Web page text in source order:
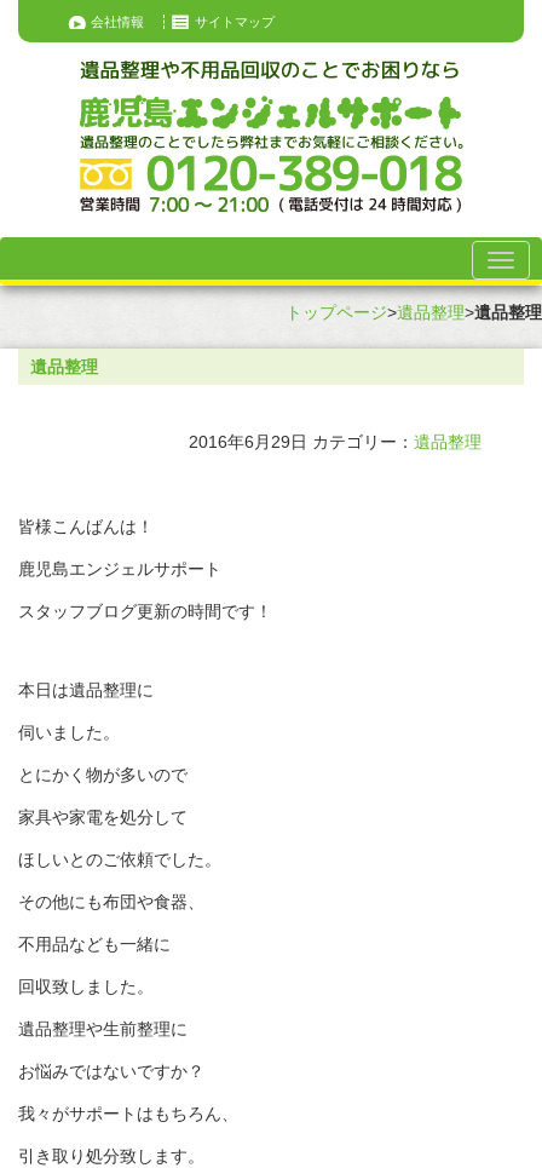
会社情報 サイトマップ
トップページ>遺品整理>遺品整理
遺品整理
2016年6月29日 カテゴリー： 遺品整理
皆様こんばんは！
鹿児島エンジェルサポート
スタッフブログ更新の時間です！
本日は遺品整理に
伺いました。
とにかく物が多いので
家具や家電を処分して
ほしいとのご依頼でした。
その他にも布団や食器、
不用品なども一緒に
回収致しました。
遺品整理や生前整理に
お悩みではないですか？
我々がサポートはもちろん、
引き取り処分致します。